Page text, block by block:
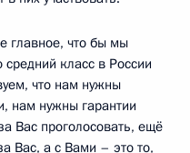
главное, что бы мы
средний класс в России
что нам нужны
нам нужны гарантии
Вас проголосовать, ещё
Вас, а с Вами – это то,